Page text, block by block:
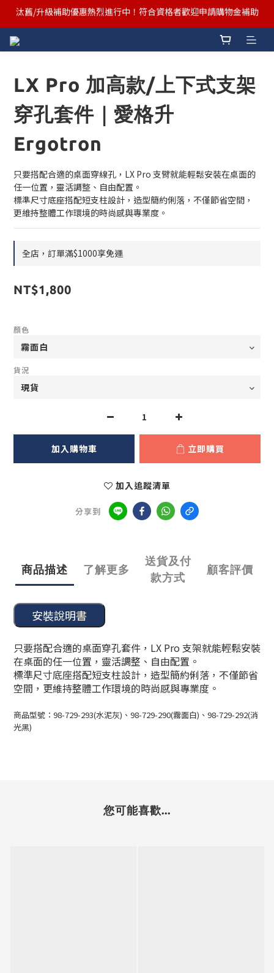
汰舊/升級補助優惠熱烈進行中！符合資格者歡迎申請購物金補助
汰舊/升級補助優惠熱烈進行中！符合資格者歡迎申請購物金補助
Ergotron x FUNTE 強強聯手，桌面優化必備🔥超值組合熱賣中
LX Pro 加高款/上下式支架
穿孔套件｜愛格升
Ergotron
只要搭配合適的桌面穿線孔，LX Pro 支臂就能輕鬆安裝在桌面的
任一位置，靈活調整、自由配置。
標準尺寸底座搭配短支柱設計，造型簡約俐落，不僅節省空間，
更維持整體工作環境的時尚感與專業度。
全店，訂單滿$1000享免運
NT$1,800
顏色
貨況
加入購物車 立即購買
加入追蹤清單
分享到
商品描述 了解更多
送貨及付
款方式
顧客評價
只要搭配合適的桌面穿孔套件，LX Pro 支架就能輕鬆安裝
在桌面的任一位置，靈活調整、自由配置。
標準尺寸底座搭配短支柱設計，造型簡約俐落，不僅節省
空間，更維持整體工作環境的時尚感與專業度。
商品型號：98-729-293(水泥灰)、98-729-290(霧面白)、98-729-292(消
光黑)
您可能喜歡...